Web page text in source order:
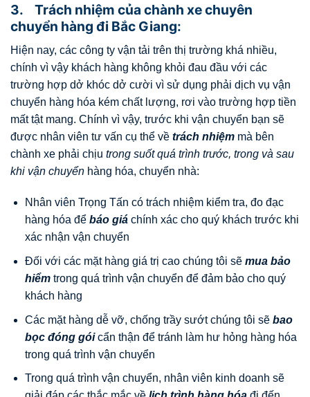
3. Trách nhiệm của chành xe chuyên
chuyển hàng đi Bắc Giang:
Hiện nay, các công ty vận tải trên thị trường khá nhiều,
chính vì vậy khách hàng không khỏi đau đầu với các
trường hợp dở khóc dở cười vì sử dụng phải dịch vụ vận
chuyển hàng hóa kém chất lượng, rơi vào trường hợp tiền
mất tật mang. Chính vì vậy, trước khi vận chuyển bạn sẽ
được nhân viên tư vấn cụ thể về trách nhiệm mà bên
chành xe phải chịu trong suốt quá trình trước, trong và sau
khi vận chuyển hàng hóa, chuyển nhà:
Nhân viên Trọng Tấn có trách nhiệm kiểm tra, đo đạc
hàng hóa để báo giáchính xác cho quý khách trước khi
xác nhận vận chuyển
Đối với các mặt hàng giá trị cao chúng tôi sẽ mua bảo
hiểmtrong quá trình vận chuyển để đảm bảo cho quý
khách hàng
Các mặt hàng dễ vỡ, chống trầy sướt chúng tôi sẽ bao
bọc đóng góicẩn thận để tránh làm hư hỏng hàng hóa
trong quá trình vận chuyển
Trong quá trình vận chuyển, nhân viên kinh doanh sẽ